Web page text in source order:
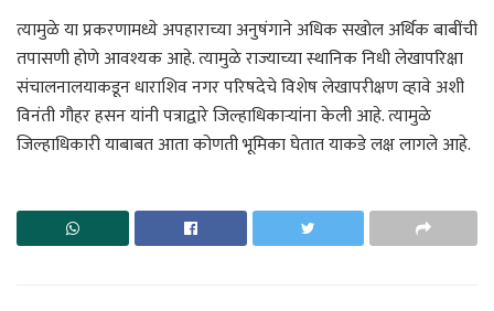
त्यामुळे या प्रकरणामध्ये अपहाराच्या अनुषंगाने अधिक सखोल अर्थिक बाबींची
तपासणी होणे आवश्यक आहे. त्यामुळे राज्याच्या स्थानिक निधी लेखापरिक्षा
संचालनालयाकडून धाराशिव नगर परिषदेचे विशेष लेखापरीक्षण व्हावे अशी
विनंती गौहर हसन यांनी पत्राद्वारे जिल्हाधिकाऱ्यांना केली आहे. त्यामुळे
जिल्हाधिकारी याबाबत आता कोणती भूमिका घेतात याकडे लक्ष लागले आहे.